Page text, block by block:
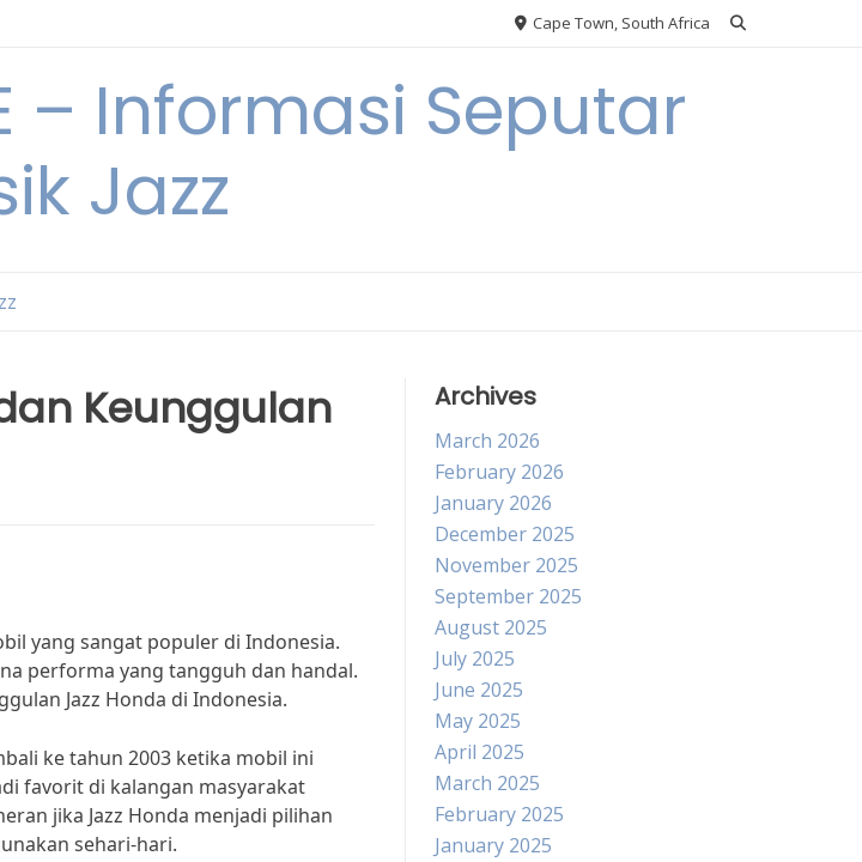
Cape Town, South Africa
– Informasi Seputar
Jazz
Keunggulan
yang sangat populer di Indonesia.
performa yang tangguh dan handal.
Jazz Honda di Indonesia.
ke tahun 2003 ketika mobil ini
favorit di kalangan masyarakat
jika Jazz Honda menjadi pilihan
sehari-hari.
Archives
March 2026
February 2026
January 2026
December 2025
November 2025
September 2025
August 2025
July 2025
June 2025
May 2025
April 2025
March 2025
February 2025
January 2025